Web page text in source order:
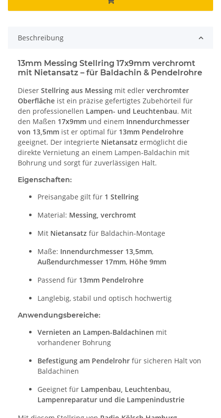
Beschreibung
13mm Messing Stellring 17x9mm verchromt
mit Nietansatz – für Baldachin & Pendelrohre
Dieser Stellring aus Messing mit edler verchromter
Oberfläche ist ein präzise gefertigtes Zubehörteil für
den professionellen Lampen- und Leuchtenbau. Mit
den Maßen 17x9mm und einem Innendurchmesser
von 13,5mm ist er optimal für 13mm Pendelrohre
geeignet. Der integrierte Nietansatz ermöglicht die
direkte Vernietung an einem Lampen-Baldachin mit
Bohrung und sorgt für zuverlässigen Halt.
Eigenschaften:
Preisangabe gilt für 1 Stellring
Material: Messing, verchromt
Mit Nietansatz für Baldachin-Montage
Maße: Innendurchmesser 13,5mm,
Außendurchmesser 17mm, Höhe 9mm
Passend für 13mm Pendelrohre
Langlebig, stabil und optisch hochwertig
Anwendungsbereiche:
Vernieten an Lampen-Baldachinen mit
vorhandener Bohrung
Befestigung am Pendelrohr für sicheren Halt von
Baldachinen
Geeignet für Lampenbau, Leuchtenbau,
Lampenreparatur und die Lampenindustrie